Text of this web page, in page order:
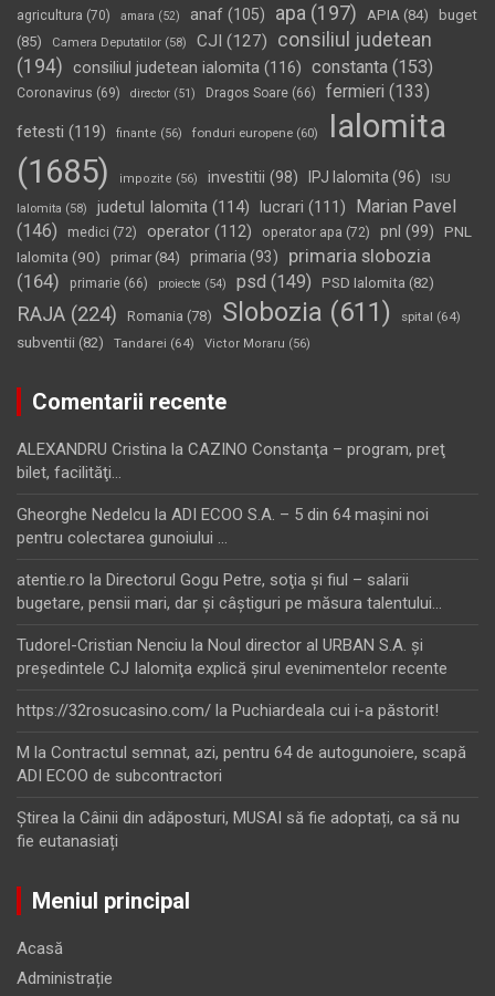
agricultura (70) amara (52) anaf (105) apa (197) APIA (84)
buget
(85)
Camera Deputatilor (58) CJI (127)
consiliul judetean
(194) consiliul judetean ialomita (116) constanta (153)
Coronavirus (69) director (51) Dragos Soare (66) fermieri (133)
fetesti (119) finante (56) fonduri europene (60)
Ialomita
(1685)
impozite (56) investitii (98) IPJ Ialomita (96) ISU
Ialomita (58) judetul Ialomita (114) lucrari (111)
Marian Pavel
(146)
medici (72) operator (112) operator apa (72) pnl (99)
PNL
Ialomita (90) primar(84) primaria (93)
primaria slobozia
(164)
primarie (66) proiecte (54) psd (149) PSD Ialomita (82)
RAJA (224) Romania (78) Slobozia (611) spital (64)
subventii (82) Tandarei (64) Victor Moraru (56)
Comentarii recente
ALEXANDRU Cristina la CAZINO Constanţa – program, preţ
bilet, facilităţi…
Gheorghe Nedelcu la ADI ECOO S.A. – 5 din 64 maşini noi
pentru colectarea gunoiului …
atentie.ro la Directorul Gogu Petre, soţia şi fiul – salarii
bugetare, pensii mari, dar şi câştiguri pe măsura talentului…
Tudorel-Cristian Nenciu la Noul director al URBAN S.A. şi
preşedintele CJ Ialomiţa explică şirul evenimentelor recente
https://32rosucasino.com/ la Puchiardeala cui i-a păstorit!
M la Contractul semnat, azi, pentru 64 de autogunoiere, scapă
ADI ECOO de subcontractori
Ştirea la Câinii din adăposturi, MUSAI să fie adoptați, ca să nu
fie eutanasiați
Meniul principal
Acasă
Administrație